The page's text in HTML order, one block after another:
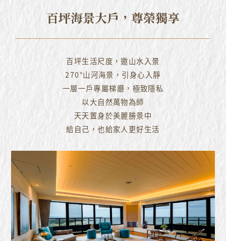
百坪海景大戶，尊榮獨享
百坪生活尺度，邀山水入景
270°山河海景，引身心入靜
一層一戶專屬梯廳，極致隱私
以大自然萬物為師
天天置身於美麗勝景中
給自己，也給家人更好生活